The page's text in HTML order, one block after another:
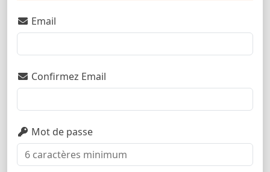
Email
Confirmez Email
Mot de passe